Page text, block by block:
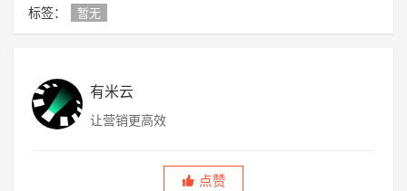
标签： 暂无
有米云
让营销更高效
点赞